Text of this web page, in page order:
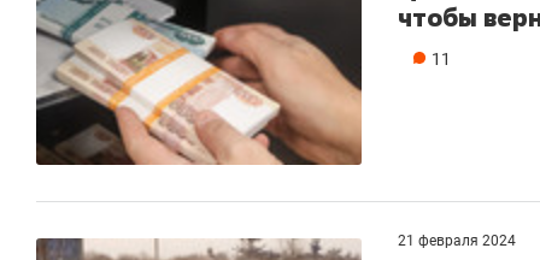
чтобы
11
21 февраля 2024